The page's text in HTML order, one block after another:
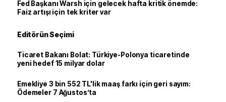
Fed Başkanı Warsh için gelecek hafta kritik önemde:
Faiz artışı için tek kriter var
Editörün Seçimi
Ticaret Bakanı Bolat: Türkiye-Polonya ticaretinde
yeni hedef 15 milyar dolar
Emekliye 3 bin 552 TL'lik maaş farkı için geri sayım:
Ödemeler 7 Ağustos’ta